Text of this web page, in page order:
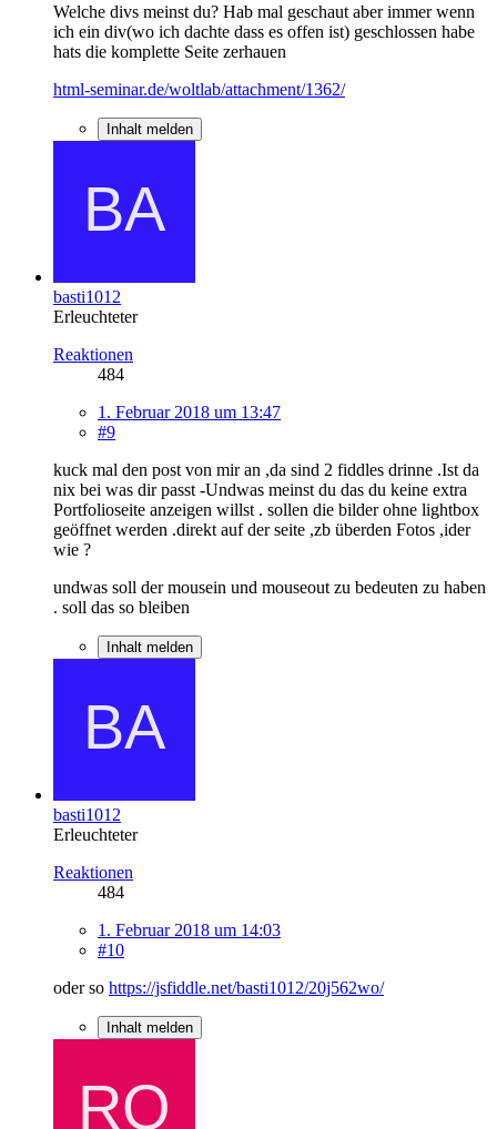
Welche divs meinst du? Hab mal geschaut aber immer wenn
ich ein div(wo ich dachte dass es offen ist) geschlossen habe
hats die komplette Seite zerhauen
html-seminar.de/woltlab/attachment/1362/
Inhalt melden
basti1012
Erleuchteter
Reaktionen
484
1. Februar 2018 um 13:47
#9
kuck mal den post von mir an ,da sind 2 fiddles drinne .Ist da
nix bei was dir passt -Undwas meinst du das du keine extra
Portfolioseite anzeigen willst . sollen die bilder ohne lightbox
geöffnet werden .direkt auf der seite ,zb überden Fotos ,ider
wie ?
undwas soll der mousein und mouseout zu bedeuten zu haben
. soll das so bleiben
Inhalt melden
basti1012
Erleuchteter
Reaktionen
484
1. Februar 2018 um 14:03
#10
oder so https://jsfiddle.net/basti1012/20j562wo/
Inhalt melden